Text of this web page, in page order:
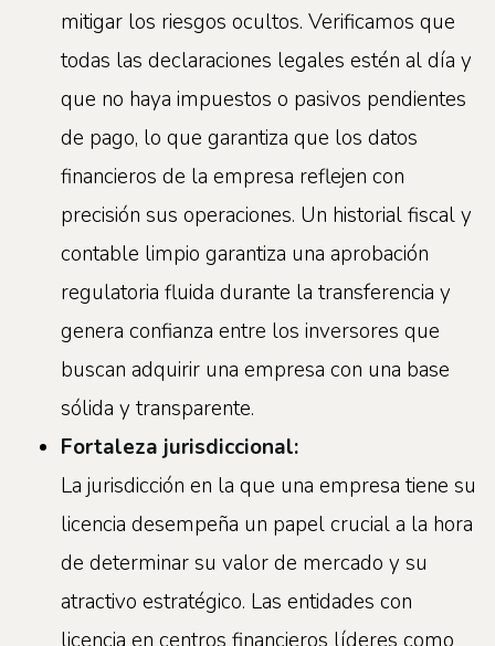
mitigar los riesgos ocultos. Verificamos que
todas las declaraciones legales estén al día y
que no haya impuestos o pasivos pendientes
de pago, lo que garantiza que los datos
financieros de la empresa reflejen con
precisión sus operaciones. Un historial fiscal y
contable limpio garantiza una aprobación
regulatoria fluida durante la transferencia y
genera confianza entre los inversores que
buscan adquirir una empresa con una base
sólida y transparente.
Fortaleza jurisdiccional:
La jurisdicción en la que una empresa tiene su
licencia desempeña un papel crucial a la hora
de determinar su valor de mercado y su
atractivo estratégico. Las entidades con